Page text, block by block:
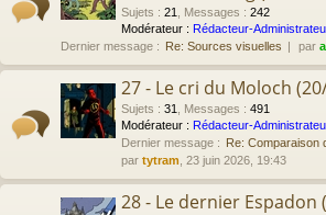
Sujets : 21 Messages : 242
Modérateur : Rédacteur-
Dernier message : Re: Sources visuelles par
27 - Le cri du Moloch
Sujets : 31 Messages : 491
Modérateur : Rédacteur-
Dernier message : Re: Comparaison
par tytram , 23 juin 2026, 19:43
28 - Le dernier Espadon